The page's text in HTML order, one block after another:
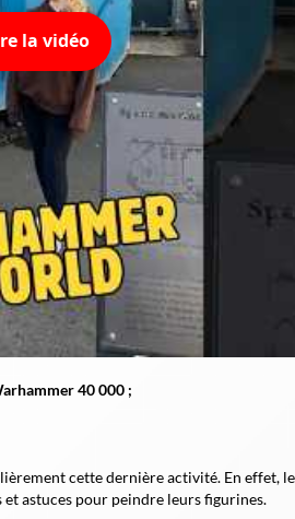
la vidéo
40000 ;
cette dernière activité. En effet,
astuces pour peindre leurs figurines.